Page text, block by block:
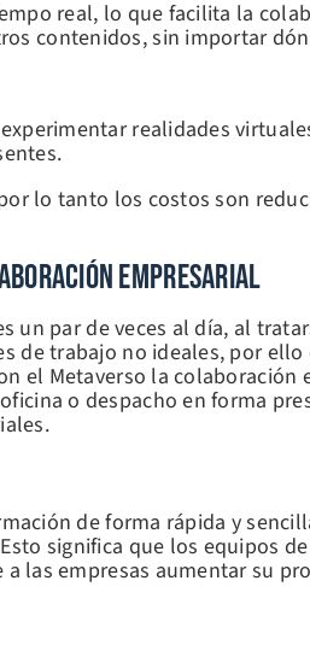
real, lo que facilita la
contenidos, sin importar
realidades
lo tanto los costos son
Empresarial
par de veces al día, al
de trabajo no ideales, por
el Metaverso la
o despacho en forma
de forma rápida y
significa que los equipos
las empresas aumentar su